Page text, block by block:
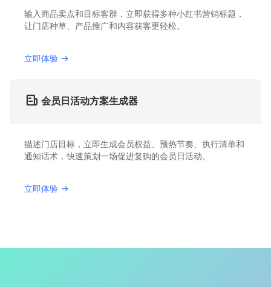
输入商品卖点和目标客群，立即获得多种小红书营销标题，
让门店种草、产品推广和内容获客更轻松。
立即体验
会员日活动方案生成器
描述门店目标，立即生成会员权益、预热节奏、执行清单和
通知话术，快速策划一场促进复购的会员日活动。
立即体验